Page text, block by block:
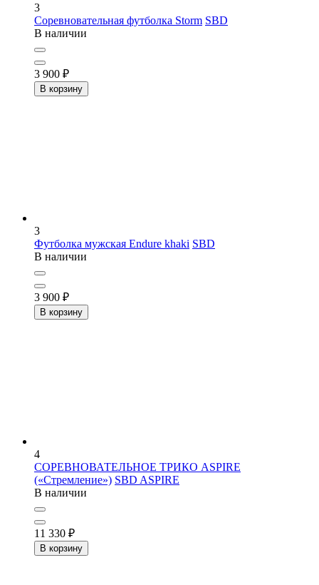
3
Соревновательная футболка Storm SBD
В наличии
3 900 ₽
В корзину
3
Футболка мужская Endure khaki SBD
В наличии
3 900 ₽
В корзину
4
СОРЕВНОВАТЕЛЬНОЕ ТРИКО ASPIRE
(«Стремление») SBD ASPIRE
В наличии
11 330 ₽
В корзину